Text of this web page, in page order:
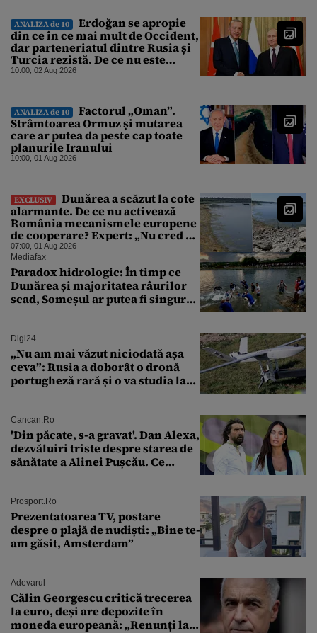
ANALIZA de 10
Erdoğan se apropie
din ce în ce mai mult de Occident,
dar parteneriatul dintre Rusia și
Turcia rezistă. De ce nu este
Moscova îngrijorată de
10:00, 02 Aug 2026
ANALIZA de 10
Factorul „Oman”.
Strâmtoarea Ormuz și mutarea
care ar putea da peste cap toate
planurile Iranului
10:00, 01 Aug 2026
EXCLUSIV
Dunărea a scăzut la cote
alarmante. De ce nu activează
România mecanismele europene
de cooperare? Expert: „Nu cred că
a sta și a aștepta ploaia reprezintă
o strategie viabilă”
07:00, 01 Aug 2026
Mediafax
Paradox hidrologic: În timp ce
Dunărea și majoritatea râurilor
scad, Someșul ar putea fi singurul
Digi24
„Nu am mai văzut niciodată așa
ceva”: Rusia a doborât o dronă
portugheză rară și o va studia la
Cancan.ro
'Din păcate, s-a gravat'. Dan Alexa,
dezvăluiri triste despre starea de
sănătate a Alinei Pușcău. Ce
Prosport.ro
Prezentatoarea TV, postare
despre o plajă de nudiști: „Bine te-
am găsit, Amsterdam”
Adevarul
Călin Georgescu critică trecerea
la euro, deși are depozite în
moneda europeană: „Renunți la